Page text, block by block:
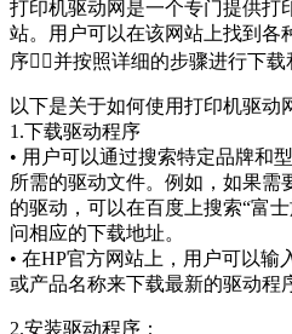
打印机驱动网是一个专门提供打
站。用户可以在该网站上找到各
序，并按照详细的步骤进行下载
以下是关于如何使用打印机驱动
1.下载驱动程序
• 用户可以通过搜索特定品牌和
所需的驱动文件。例如，如果需
的驱动，可以在百度上搜索“富
问相应的下载地址。
• 在HP官方网站上，用户可以
或产品名称来下载最新的驱动程
2.安装驱动程序：